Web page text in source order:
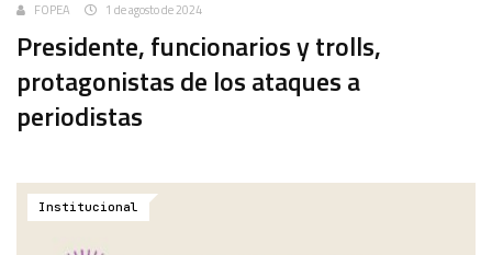
FOPEA 1 de agosto de 2024
Presidente, funcionarios y trolls,
protagonistas de los ataques a
periodistas
Institucional